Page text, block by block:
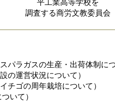
平工業高等学校を
調査する商労文教委員会
ラガスの生産・出荷体制につ
運営状況について）
ゴの周年栽培について）
いて）